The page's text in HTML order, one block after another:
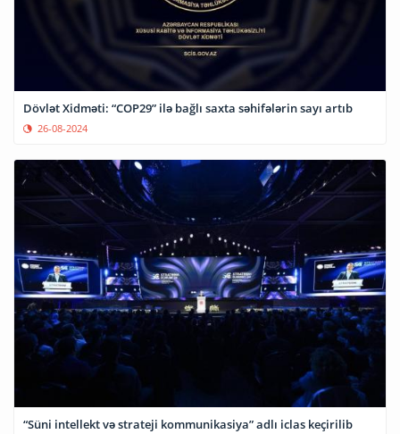
Dövlət Xidməti: “COP29” ilə bağlı saxta səhifələrin sayı artıb
26-08-2024
“Süni intellekt və strateji kommunikasiya” adlı iclas keçirilib